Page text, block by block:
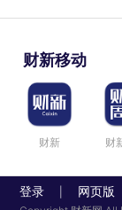
财新移动
财新 财
登录 网页版